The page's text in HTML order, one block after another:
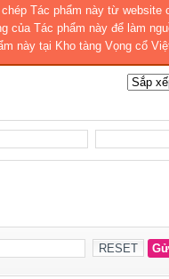
Tác phẩm này từ website
của Tác phẩm này để làm
này tại Kho tàng Vọng cổ